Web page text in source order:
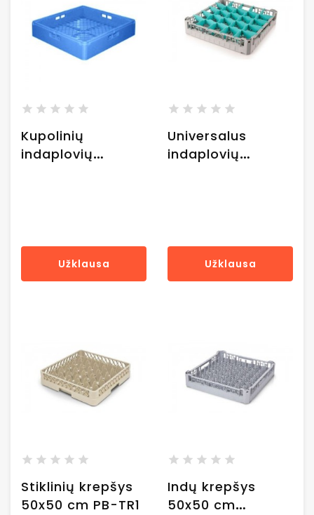
Kupolinių
indaplovių
Užklausa
Universalus
indaplovių
Užklausa
Stiklinių krepšys
50x50 cm PB-TR1
Indų krepšys
50x50 cm